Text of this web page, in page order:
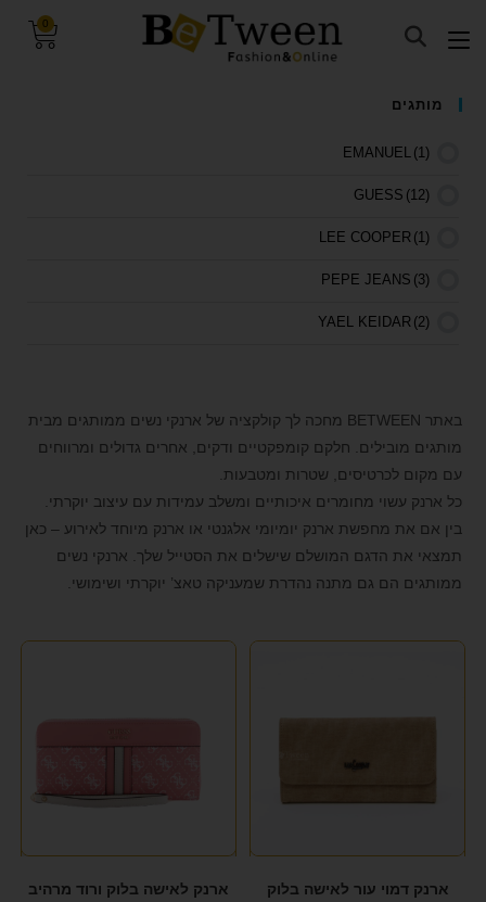
השבת את ההבזקים
settings
zoom_out זום (הקטנה)
zoom_in זום (הגדלה)
remove_circle_outline הקטנת גופן
brightness_high ניגודיות בהירה
ניגודיות כהה
format_underlined הוסף קו תחתון לקישורים
font_download סמן קישורים
לאפס את כל האפשרויות
cached
0
באתר BETWEEN מחכה לך קולקציה של ארנקי נשים ממותגים מבית
מותגים מובילים. חלקם קומפקטיים ודקים, אחרים גדולים ומרווחים
עם מקום לכרטיסים, שטרות ומטבעות.
כל ארנק עשוי מחומרים איכותיים ומשלב עמידות עם עיצוב יוקרתי.
בין אם את מחפשת ארנק יומיומי אלגנטי או ארנק מיוחד לאירוע – כאן
תמצאי את הדגם המושלם שישלים את הסטייל שלך. ארנקי נשים
ממותגים הם גם מתנה נהדרת שמעניקה טאצ’ יוקרתי ושימושי.
ארנק דמוי עור לאישה בלוק
ארנק לאישה בלוק ורוד מרהיב
מותגים
EMANUEL (1)
GUESS (12)
LEE COOPER (1)
PEPE JEANS (3)
YAEL KEIDAR (2)